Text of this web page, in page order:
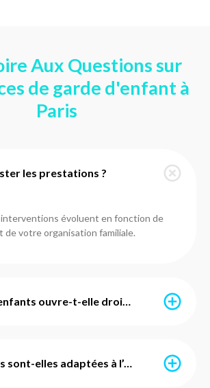
Aux Questions sur
de garde d'enfant à
Paris
les prestations ?
interventions évoluent en fonction de
de votre organisation familiale.
La garde d’enfants ouvre-t-elle droit à des aides financières ?
comme le complément de libre choix
(CMG) ou le crédit d’impôt de 50 %.
Les activités sont-elles adaptées à l’âge de mon enfant ?